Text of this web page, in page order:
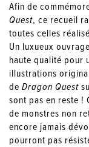
Afin de
Quest, ce recueil
toutes celles
Un luxueux
haute qualité pour
illustrations
de Dragon Quest
sont pas en reste !
de monstres non
encore jamais
pourront pas